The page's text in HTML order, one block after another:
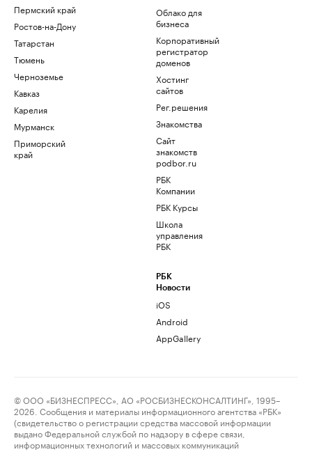
Пермский край
Ростов-на-Дону
Татарстан
Тюмень
Черноземье
Кавказ
Карелия
Мурманск
Приморский
край
Облако для
бизнеса
Корпоративный
регистратор
доменов
Хостинг
сайтов
Рег.решения
Знакомства
Сайт
знакомств
podbor.ru
РБК
Компании
РБК Курсы
Школа
управления
РБК
РБК
Новости
iOS
Android
AppGallery
© ООО «БИЗНЕСПРЕСС», АО «РОСБИЗНЕСКОНСАЛТИНГ», 1995–
2026. Сообщения и материалы информационного агентства «РБК»
(свидетельство о регистрации средства массовой информации
выдано Федеральной службой по надзору в сфере связи,
информационных технологий и массовых коммуникаций